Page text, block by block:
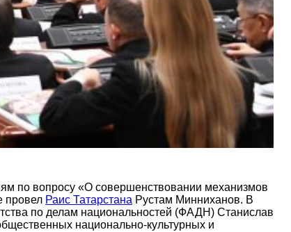
по вопросу «О совершенствовании механизмов
провел Раис Татарстана Рустам Минниханов. В
по делам национальностей (ФАДН) Станислав
национально-культурных и